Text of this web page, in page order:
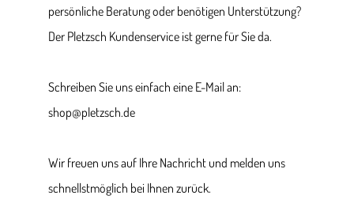
persönliche Beratung oder benötigen Unterstützung?
Der Pletzsch Kundenservice ist gerne für Sie da.
Schreiben Sie uns einfach eine E-Mail an:
shop@pletzsch.de
Wir freuen uns auf Ihre Nachricht und melden uns
schnellstmöglich bei Ihnen zurück.